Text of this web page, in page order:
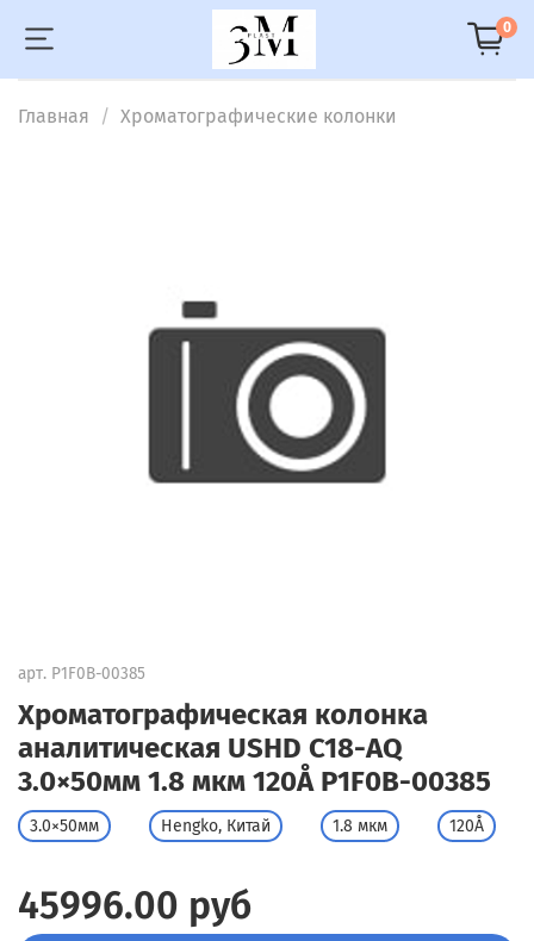
0
Главная Хроматографические колонки
арт. P1F0B-00385
Хроматографическая колонка
аналитическая USHD C18-AQ
3.0×50мм 1.8 мкм 120Å P1F0B-00385
3.0×50мм Hengko, Китай 1.8 мкм 120Å
45996.00 руб